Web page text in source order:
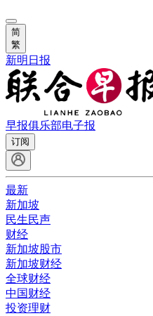
简
繁
新明日报
早报俱乐部电子报
订阅
最新
新加坡
民生民声
财经
新加坡股市
新加坡财经
全球财经
中国财经
投资理财